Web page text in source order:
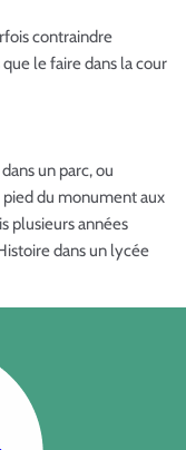
contraindre
le faire dans la cour
un parc, ou
du monument aux
plusieurs années
dans un lycée